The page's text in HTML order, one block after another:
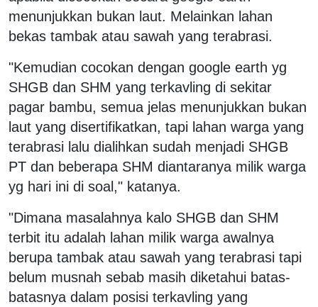
menunjukkan bukan laut. Melainkan lahan
bekas tambak atau sawah yang terabrasi.
"Kemudian cocokan dengan google earth yg
SHGB dan SHM yang terkavling di sekitar
pagar bambu, semua jelas menunjukkan bukan
laut yang disertifikatkan, tapi lahan warga yang
terabrasi lalu dialihkan sudah menjadi SHGB
PT dan beberapa SHM diantaranya milik warga
yg hari ini di soal," katanya.
"Dimana masalahnya kalo SHGB dan SHM
terbit itu adalah lahan milik warga awalnya
berupa tambak atau sawah yang terabrasi tapi
belum musnah sebab masih diketahui batas-
batasnya dalam posisi terkavling yang